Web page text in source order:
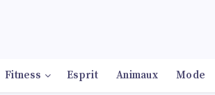
Fitness Esprit Animaux Mode